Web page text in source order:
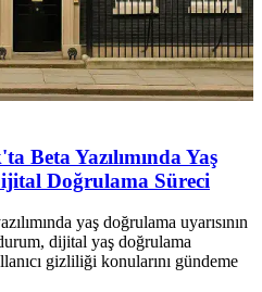
Beta Yazılımında Yaş
Doğrulama Süreci
yaş doğrulama uyarısının
dijital yaş doğrulama
gizliliği konularını gündeme